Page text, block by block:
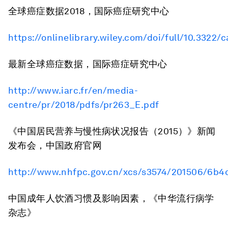
全球癌症数据2018，国际癌症研究中心
https://onlinelibrary.wiley.com/doi/full/10.3322/
最新全球癌症数据，国际癌症研究中心
http://www.iarc.fr/en/media-
centre/pr/2018/pdfs/pr263_E.pdf
《中国居民营养与慢性病状况报告（2015）》新闻
发布会，中国政府官网
http://www.nhfpc.gov.cn/xcs/s3574/201506/
中国成年人饮酒习惯及影响因素，《中华流行病学
杂志》